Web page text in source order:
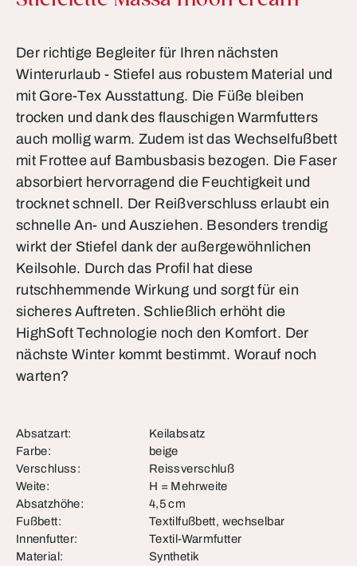
Der richtige Begleiter für Ihren nächsten
Winterurlaub - Stiefel aus robustem Material und
mit Gore-Tex Ausstattung. Die Füße bleiben
trocken und dank des flauschigen Warmfutters
auch mollig warm. Zudem ist das Wechselfußbett
mit Frottee auf Bambusbasis bezogen. Die Faser
absorbiert hervorragend die Feuchtigkeit und
trocknet schnell. Der Reißverschluss erlaubt ein
schnelle An- und Ausziehen. Besonders trendig
wirkt der Stiefel dank der außergewöhnlichen
Keilsohle. Durch das Profil hat diese
rutschhemmende Wirkung und sorgt für ein
sicheres Auftreten. Schließlich erhöht die
HighSoft Technologie noch den Komfort. Der
nächste Winter kommt bestimmt. Worauf noch
warten?
Absatzart:
Keilabsatz
Farbe:
beige
Verschluss:
Reissverschluß
Weite:
H = Mehrweite
Absatzhöhe:
4,5 cm
Fußbett:
Textilfußbett, wechselbar
Innenfutter:
Textil-Warmfutter
Material:
Synthetik